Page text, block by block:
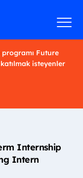
programı Future
isteyenler
Internship
Intern